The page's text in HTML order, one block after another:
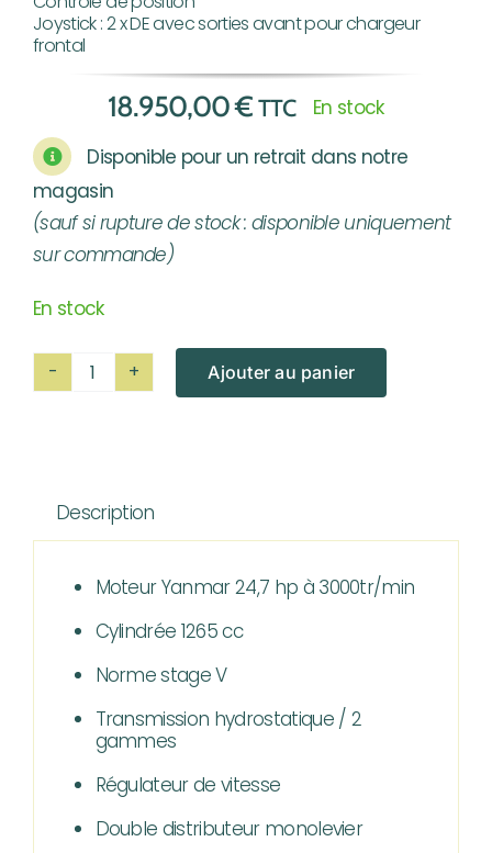
Joystick : 2 x DE avec sorties avant pour chargeur
frontal
18.950,00€TTC
En stock
Disponible pour un retrait dans notre
magasin
(sauf si rupture de stock : disponible uniquement
sur commande)
En stock
quantité
LS
TRACTOR
Ajouter au panier
Description
Moteur Yanmar 24,7 hp à 3000tr/min​
Cylindrée 1265 cc
Norme stage V
Transmission hydrostatique / 2
gammes
Régulateur de vitesse
Double distributeur monolevier